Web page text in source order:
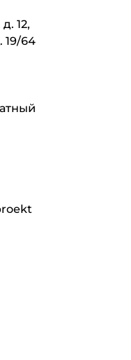
12,
64